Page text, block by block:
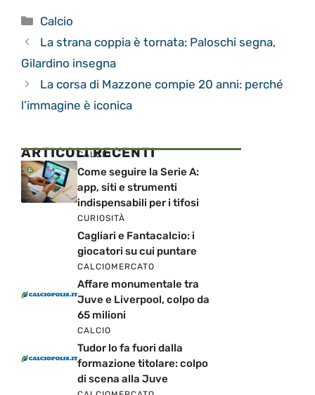
Categorie
Calcio
La strana coppia è tornata: Paloschi segna,
Gilardino insegna
La corsa di Mazzone compie 20 anni: perché
l’immagine è iconica
ARTICOLI RECENTI
CALCIO
Come seguire la Serie A:
app, siti e strumenti
indispensabili per i tifosi
CURIOSITÀ
Cagliari e Fantacalcio: i
giocatori su cui puntare
CALCIOMERCATO
Affare monumentale tra
Juve e Liverpool, colpo da
65 milioni
CALCIO
Tudor lo fa fuori dalla
formazione titolare: colpo
di scena alla Juve